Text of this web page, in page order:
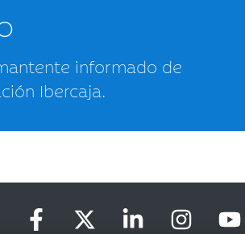
informado de
Ibercaja.